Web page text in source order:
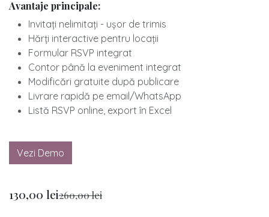
Avantaje principale:
Invitați nelimitați - ușor de trimis
​Hărți interactive pentru locații
​Formular RSVP integrat
​Contor până la eveniment integrat
​Modificări gratuite după publicare
​Livrare rapidă pe email/WhatsApp
​Listă RSVP online, export în Excel
Vezi Demo
130,00 lei260,00lei